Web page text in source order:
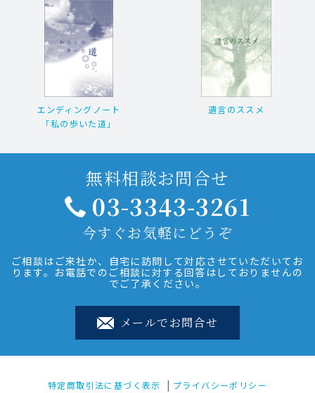
エンディングノート
「私の歩いた道」
遺言のススメ
無料相談お問合せ
03-3343-3261
今すぐお気軽にどうぞ
ご相談はご来社か、自宅に訪問して対応させていただいてお
ります。お電話でのご相談に対する回答はしておりませんの
でご了承ください。
メールでお問合せ
特定商取引法に基づく表示 プライバシーポリシー